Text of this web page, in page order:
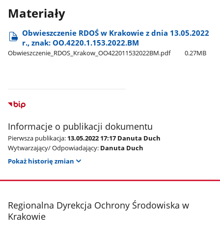
Materiały
Obwieszczenie RDOŚ w Krakowie z dnia 13.05.2022
r., znak: OO.4220.1.153.2022.BM
Obwieszczenie​_RDOS​_Krakow​_OO422011532022BM.pdf 0.27MB
Informacje o publikacji dokumentu
Pierwsza publikacja: 13.05.2022 17:17 Danuta Duch
Wytwarzający/ Odpowiadający: Danuta Duch
Pokaż historię zmian
stopka
Regionalna Dyrekcja Ochrony Środowiska w
Krakowie